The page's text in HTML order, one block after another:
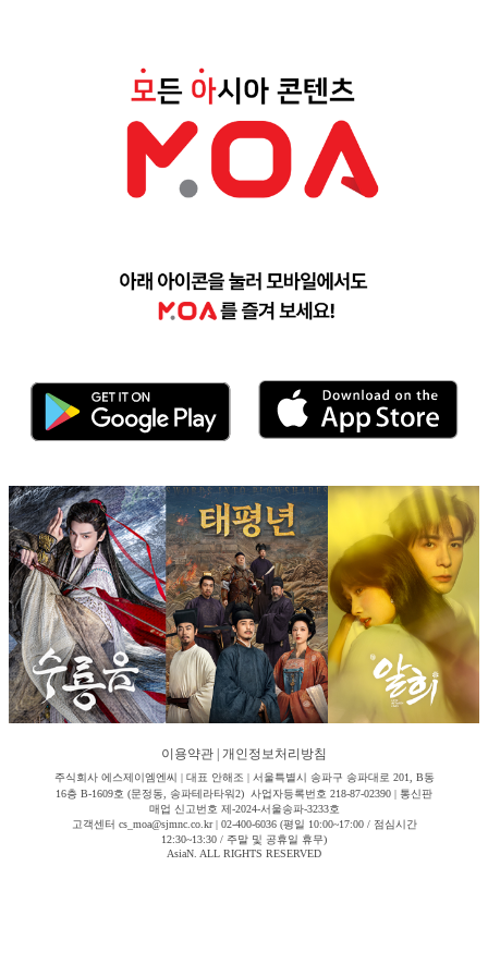
이용약관 개인정보처리방침
주식회사 에스제이엠엔씨 | 대표 안해조 | 서울특별시 송파구 송파대로 201, B동
16층 B-1609호 (문정동, 송파테라타워2) 사업자등록번호 218-87-02390 | 통신판
매업 신고번호 제-2024-서울송파-3233호
고객센터 cs_moa@sjmnc.co.kr | 02-400-6036 (평일 10:00~17:00 / 점심시간
12:30~13:30 / 주말 및 공휴일 휴무)
AsiaN. ALL RIGHTS RESERVED